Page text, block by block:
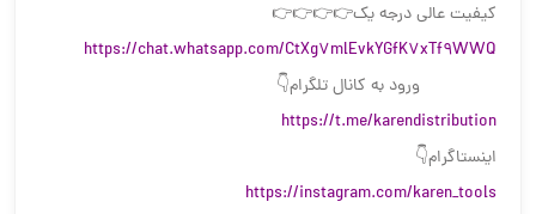
کیفیت عالی درجه یک👉👉👉👉
https://chat.whatsapp.com/CtXg7mlEvkYGfK7xTf9WWQ
ورود به کانال تلگرام👇
https://t.me/karendistribution
اینستاگرام👇
https://instagram.com/karen_tools